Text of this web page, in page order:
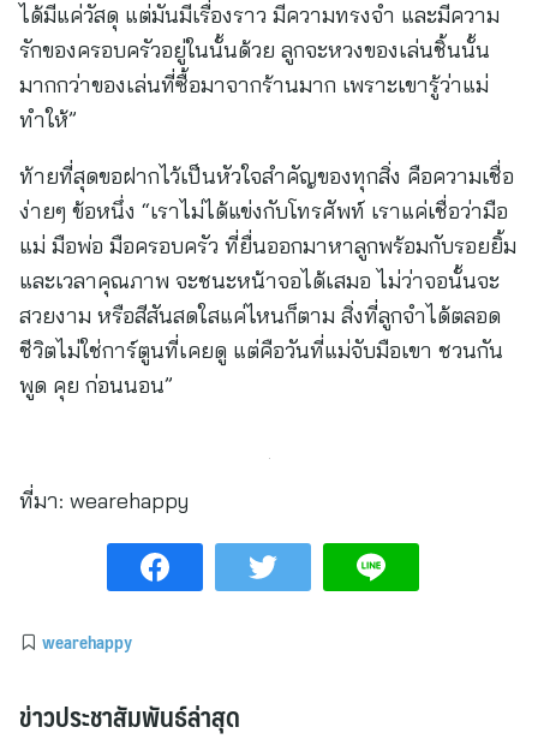
ได้มีแค่วัสดุ แต่มันมีเรื่องราว มีความทรงจำ และมีความ
รักของครอบครัวอยู่ในนั้นด้วย ลูกจะหวงของเล่นชิ้นนั้น
มากกว่าของเล่นที่ซื้อมาจากร้านมาก เพราะเขารู้ว่าแม่
ทำให้”
ท้ายที่สุดขอฝากไว้เป็นหัวใจสำคัญของทุกสิ่ง คือความเชื่อ
ง่ายๆ ข้อหนึ่ง “เราไม่ได้แข่งกับโทรศัพท์ เราแค่เชื่อว่ามือ
แม่ มือพ่อ มือครอบครัว ที่ยื่นออกมาหาลูกพร้อมกับรอยยิ้ม
และเวลาคุณภาพ จะชนะหน้าจอได้เสมอ ไม่ว่าจอนั้นจะ
สวยงาม หรือสีสันสดใสแค่ไหนก็ตาม สิ่งที่ลูกจำได้ตลอด
ชีวิตไม่ใช่การ์ตูนที่เคยดู แต่คือวันที่แม่จับมือเขา ชวนกัน
พูด คุย ก่อนนอน”
ที่มา: wearehappy
wearehappy
ข่าวประชาสัมพันธ์ล่าสุด